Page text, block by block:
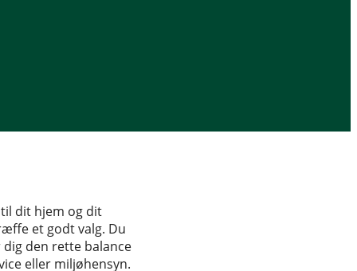
dit hjem og dit
et godt valg. Du
den rette balance
eller miljøhensyn.